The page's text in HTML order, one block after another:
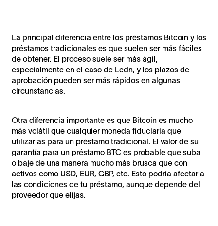
La principal diferencia entre los préstamos Bitcoin y los
préstamos tradicionales es que suelen ser más fáciles
de obtener. El proceso suele ser más ágil,
especialmente en el caso de Ledn, y los plazos de
aprobación pueden ser más rápidos en algunas
circunstancias.
Otra diferencia importante es que Bitcoin es mucho
más volátil que cualquier moneda fiduciaria que
utilizarías para un préstamo tradicional. El valor de su
garantía para un préstamo BTC es probable que suba
o baje de una manera mucho más brusca que con
activos como USD, EUR, GBP, etc. Esto podría afectar a
las condiciones de tu préstamo, aunque depende del
proveedor que elijas.